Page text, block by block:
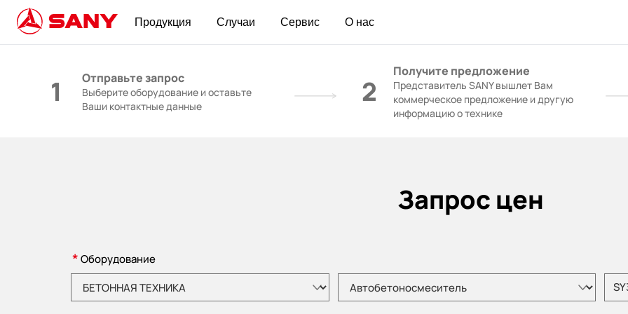
Продукция Случаи Сервис О нас
1 Отправьте запрос
Выберите оборудование и оставьте
Ваши контактные данные
2
Получите предложение
Представитель SANY вышлет Вам
коммерческое предложение и другую
информацию о технике
Запрос цен
*Оборудование